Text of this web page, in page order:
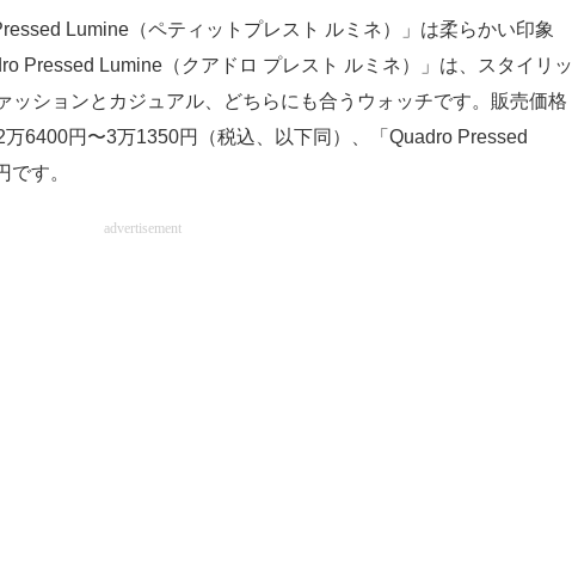
Lumine（ペティットプレスト ルミネ）」は柔らかい印象
Pressed Lumine（クアドロ プレスト ルミネ）」は、スタイリッ
ッションとカジュアル、どちらにも合うウォッチです。販売価格
6400円〜3万1350円（税込、以下同）、「Quadro Pressed
す。
advertisement